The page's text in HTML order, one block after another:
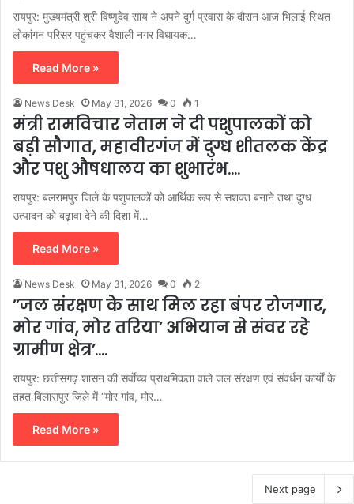
रायपुर: मुख्यमंत्री श्री विष्णुदेव साय ने अपने दुर्ग प्रवास के दौरान आज भिलाई स्थित
लोकांगन परिसर पहुंचकर वैशाली नगर विधायक…
Read More »
News Desk May 31, 2026 0 1
मंत्री रामविचार नेताम ने दी पशुपालकों को
बड़ी सौगात, महावीरगंज में दुग्ध शीतलक केंद्र
और पशु औषधालय का शुभारंभ….
रायपुर: बलरामपुर जिले के पशुपालकों को आर्थिक रूप से सशक्त बनाने तथा दुग्ध
उत्पादन को बढ़ावा देने की दिशा में…
Read More »
News Desk May 31, 2026 0 2
’’जल संरक्षण के साथ मिल रहा बंपर रोजगार,
मोर गांव, मोर तरिया’ अभियान से संवर रहे
ग्रामीण क्षेत्र’….
रायपुर: छत्तीसगढ़ शासन की सर्वाेच्च प्राथमिकता वाले जल संरक्षण एवं संवर्धन कार्यों के
तहत बिलासपुर जिले में “मोर गांव, मोर…
Read More »
Next page